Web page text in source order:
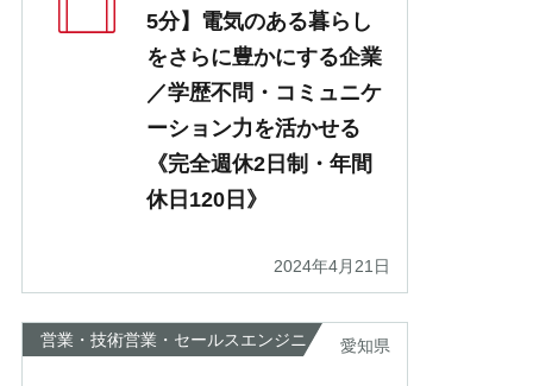
5分】電気のある暮らし
をさらに豊かにする企業
／学歴不問・コミュニケ
ーション力を活かせる
《完全週休2日制・年間
休日120日》
2024年4月21日
営業・技術営業・セールスエンジニ
愛知県